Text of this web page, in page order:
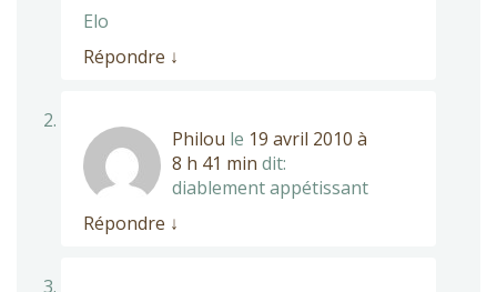
Elo
Répondre ↓
Philou le 19 avril 2010 à
8 h 41 min dit:
diablement appétissant
Répondre ↓